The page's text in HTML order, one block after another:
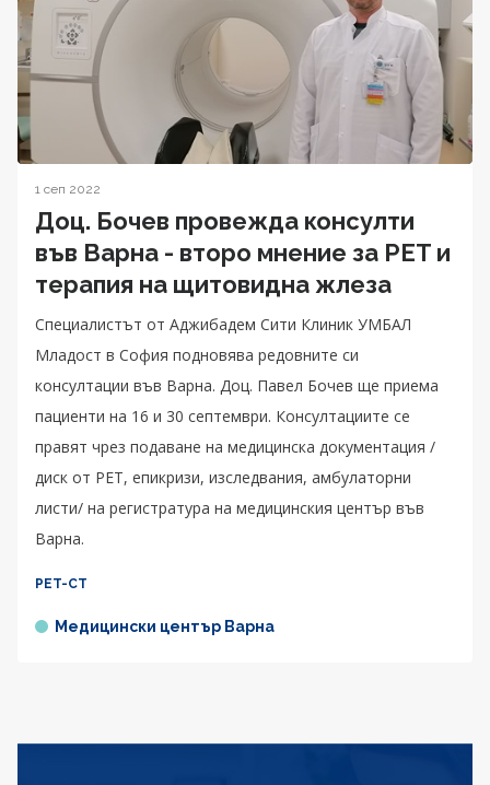
1 сеп 2022
Доц. Бочев провежда консулти
във Варна - второ мнение за PET и
терапия на щитовидна жлеза
Специалистът от Аджибадем Сити Клиник УМБАЛ
Младост в София подновява редовните си
консултации във Варна. Доц. Павел Бочев ще приема
пациенти на 16 и 30 септември. Консултациите се
правят чрез подаване на медицинска документация /
диск от PET, епикризи, изследвания, амбулаторни
листи/ на регистратура на медицинския център във
Варна.
PET-CT
Медицински център Варна